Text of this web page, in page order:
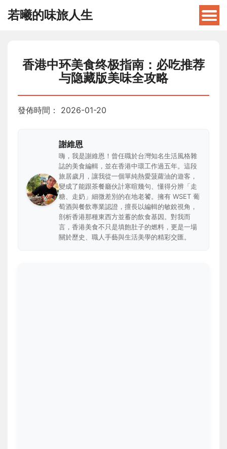
若曦的味旅人生
香港中环美食终极指南：必吃推荐
与隐藏版美味全攻略
發佈時間： 2026-01-20
謝維恩
嗨，我是謝維恩！曾任職於台灣知名生活風格雜
誌的美食編輯，並在香港中環工作過五年。這段
旅居歲月，讓我從一個單純熱愛菠蘿油的遊客，
變成了能跟茶餐廳伙計寒暄幾句、懂得分辨「走
糖、走奶」細微差別的在地老饕。擁有 WSET 葡
萄酒與餐飲專業認證，擅長以編輯的敏銳視角，
剖析香港那種東西方並蓄的飲食基因。對我而
言，香港美食不只是填飽肚子的燃料，更是一場
關於歷史、職人手藝與生活美學的精彩交匯。